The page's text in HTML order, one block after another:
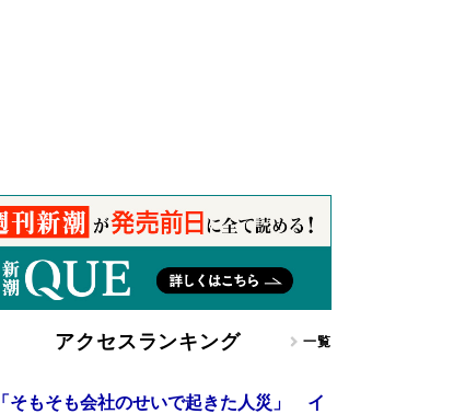
アクセスランキング 一覧
「そもそも会社のせいで起きた人災」 イ